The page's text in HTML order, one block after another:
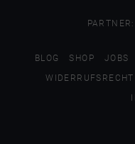
PARTNER:
BLOG SHOP JOBS
WIDERRUFSRECHT